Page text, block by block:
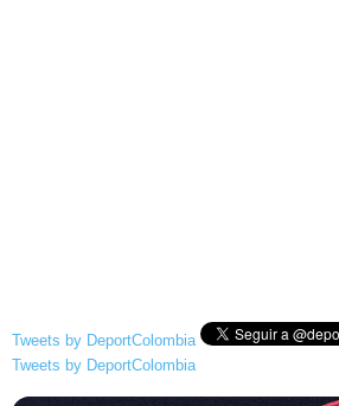
Tweets by DeportColombia
Tweets by DeportColombia